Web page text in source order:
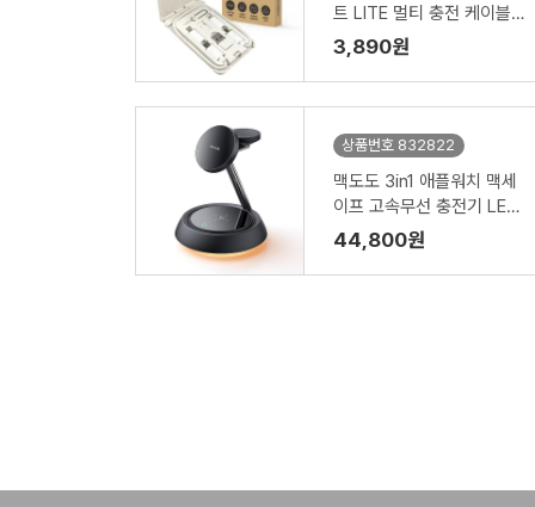
트 LITE 멀티 충전 케이블
세트
3,890원
상품번호 832822
맥도도 3in1 애플워치 맥세
이프 고속무선 충전기 LED
무드등 거치대
44,800원